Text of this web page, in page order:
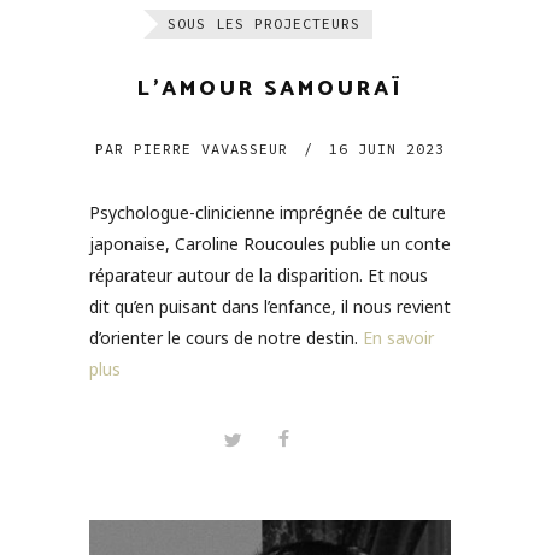
SOUS LES PROJECTEURS
L’AMOUR SAMOURAÏ
PAR PIERRE VAVASSEUR / 16 JUIN 2023
Psychologue-clinicienne imprégnée de culture
japonaise, Caroline Roucoules publie un conte
réparateur autour de la disparition. Et nous
dit qu’en puisant dans l’enfance, il nous revient
d’orienter le cours de notre destin. En savoir
plus